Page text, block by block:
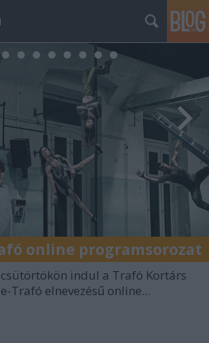
online programsorozat
indul a Trafó Kortárs
Trafó elnevezésű online...